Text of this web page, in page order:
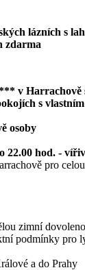
lázních s
zdarma
v Harrachově
s
osoby
22.00 hod. -
pro
zimní
podmínky
a do Prahy